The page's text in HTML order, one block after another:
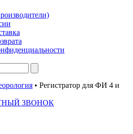
• Регистратор для ФИ 4 и
ЗВОНОК